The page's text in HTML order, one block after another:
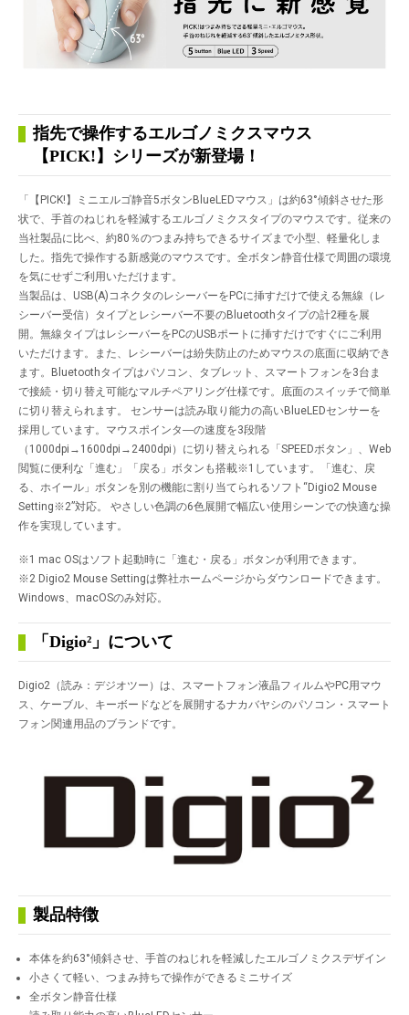
指先で操作するエルゴノミクスマウス
【PICK!】シリーズが新登場！
「【PICK!】ミニエルゴ静音5ボタンBlueLEDマウス」は約63°傾斜させた形
状で、手首のねじれを軽減するエルゴノミクスタイプのマウスです。従来の
当社製品に比べ、約80％のつまみ持ちできるサイズまで小型、軽量化しま
した。指先で操作する新感覚のマウスです。全ボタン静音仕様で周囲の環境
を気にせずご利用いただけます。
当製品は、USB(A)コネクタのレシーバーをPCに挿すだけで使える無線（レ
シーバー受信）タイプとレシーバー不要のBluetoothタイプの計2種を展
開。無線タイプはレシーバーをPCのUSBポートに挿すだけですぐにご利用
いただけます。また、レシーバーは紛失防止のためマウスの底面に収納でき
ます。Bluetoothタイプはパソコン、タブレット、スマートフォンを3台ま
で接続・切り替え可能なマルチペアリング仕様です。底面のスイッチで簡単
に切り替えられます。 センサーは読み取り能力の高いBlueLEDセンサーを
採用しています。マウスポインタ―の速度を3段階
（1000dpi→1600dpi→2400dpi）に切り替えられる「SPEEDボタン」、Web
閲覧に便利な「進む」「戻る」ボタンも搭載※1しています。「進む、戻
る、ホイール」ボタンを別の機能に割り当てられるソフト“Digio2 Mouse
Setting※2”対応。 やさしい色調の6色展開で幅広い使用シーンでの快適な操
作を実現しています。
※1 mac OSはソフト起動時に「進む・戻る」ボタンが利用できます。
※2 Digio2 Mouse Settingは弊社ホームページからダウンロードできます。
Windows、macOSのみ対応。
「Digio²」について
Digio2（読み：デジオツー）は、スマートフォン液晶フィルムやPC用マウ
ス、ケーブル、キーボードなどを展開するナカバヤシのパソコン・スマート
フォン関連用品のブランドです。
製品特徴
本体を約63°傾斜させ、手首のねじれを軽減したエルゴノミクスデザイン
小さくて軽い、つまみ持ちで操作ができるミニサイズ
全ボタン静音仕様